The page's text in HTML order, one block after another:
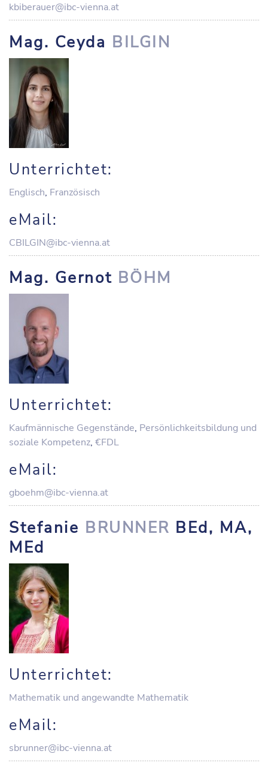
kbiberauer@ibc-vienna.at
Mag. Ceyda BILGIN
Unterrichtet:
Englisch, Französisch
eMail:
CBILGIN@ibc-vienna.at
Mag. Gernot BÖHM
Unterrichtet:
Kaufmännische Gegenstände, Persönlichkeitsbildung und
soziale Kompetenz, €FDL
eMail:
gboehm@ibc-vienna.at
Stefanie BRUNNER BEd, MA,
MEd
Unterrichtet:
Mathematik und angewandte Mathematik
eMail:
sbrunner@ibc-vienna.at